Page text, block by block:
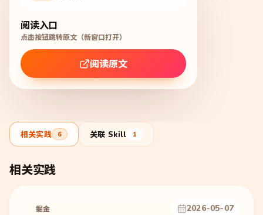
阅读入口
点击按钮跳转原文（新窗口打开）
阅读原文
相关实践 6 关联 Skill 1
相关实践
掘金 2026-05-07